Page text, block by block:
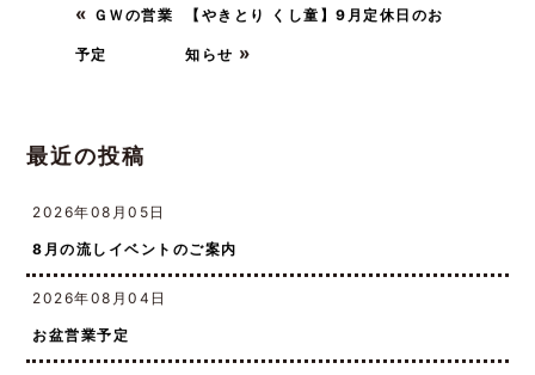
8月の流しイベントのご案内
お盆営業予定